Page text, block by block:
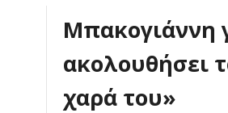
Μπακογιάννη
ακολουθήσει
χαρά του»